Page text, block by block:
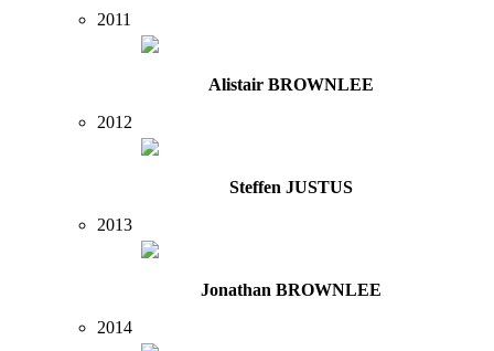
2011
Alistair BROWNLEE
2012
Steffen JUSTUS
2013
Jonathan BROWNLEE
2014